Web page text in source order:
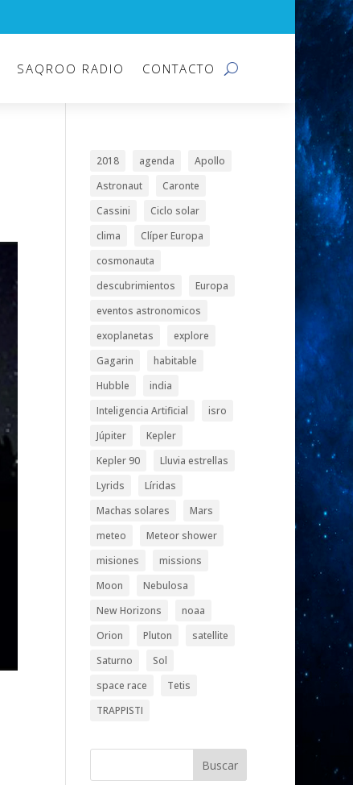
SAQROO RADIO CONTACTO
2018 agenda
Apollo
Astronaut
Caronte
Cassini
Ciclo solar
clima
Clíper Europa
cosmonauta
descubrimientos
Europa
eventos astronomicos
exoplanetas
explore
Gagarin
habitable
Hubble
india
Inteligencia Artificial
isro
Júpiter
Kepler
Kepler 90
Lluvia estrellas
Lyrids
Líridas
Machas solares
Mars
meteo
Meteor shower
misiones
missions
Moon
Nebulosa
New Horizons
noaa
Orion
Pluton
satellite
Saturno
Sol
space race
Tetis
TRAPPISTI
Buscar